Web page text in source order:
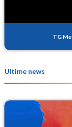
TG
Ultime news